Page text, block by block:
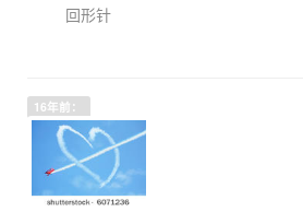
回形针
16年前：